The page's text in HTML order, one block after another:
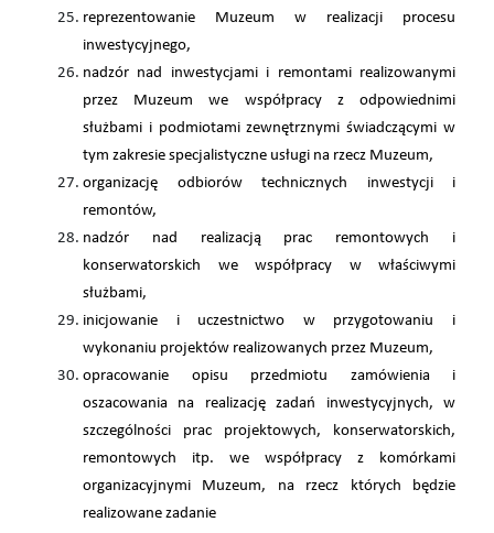
reprezentowanie Muzeum w realizacji procesu
inwestycyjnego,
nadzór nad inwestycjami i remontami realizowanymi
przez Muzeum we współpracy z odpowiednimi
służbami i podmiotami zewnętrznymi świadczącymi w
tym zakresie specjalistyczne usługi na rzecz Muzeum,
organizację odbiorów technicznych inwestycji i
remontów,
nadzór nad realizacją prac remontowych i
konserwatorskich we współpracy w właściwymi
służbami,
inicjowanie i uczestnictwo w przygotowaniu i
wykonaniu projektów realizowanych przez Muzeum,
opracowanie opisu przedmiotu zamówienia i
oszacowania na realizację zadań inwestycyjnych, w
szczególności prac projektowych, konserwatorskich,
remontowych itp. we współpracy z komórkami
organizacyjnymi Muzeum, na rzecz których będzie
realizowane zadanie